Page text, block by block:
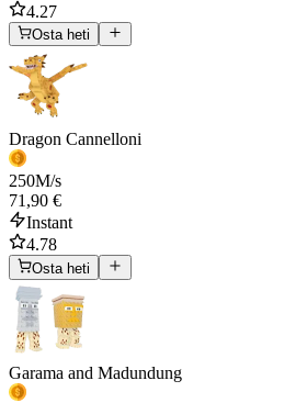
4.27
Osta heti
Dragon Cannelloni
250M/s
71,90 €
Instant
4.78
Osta heti
Garama and Madundung